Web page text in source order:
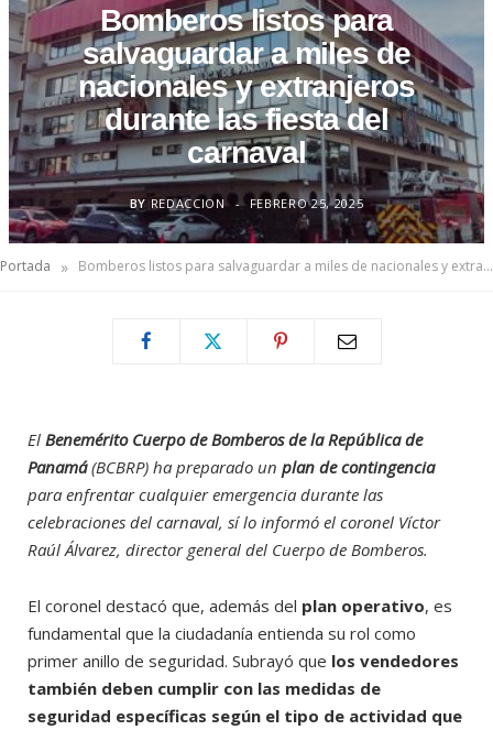
Bomberos listos para
salvaguardar a miles de
nacionales y extranjeros
durante las fiesta del
carnaval
BY REDACCION FEBRERO 25, 2025
Portada » Bomberos listos para salvaguardar a miles de nacionales y extranjeros durante las fiesta del carnaval
El Benemérito Cuerpo de Bomberos de la República de
Panamá(BCBRP) ha preparado un plan de contingencia
para enfrentar cualquier emergencia durante las
celebraciones del carnaval, sí lo informó el coronel Víctor
Raúl Álvarez, director general del Cuerpo de Bomberos.
El coronel destacó que, además del plan operativo, es
fundamental que la ciudadanía entienda su rol como
primer anillo de seguridad. Subrayó que los vendedores
también deben cumplir con las medidas de
seguridad específicas según el tipo de actividad que